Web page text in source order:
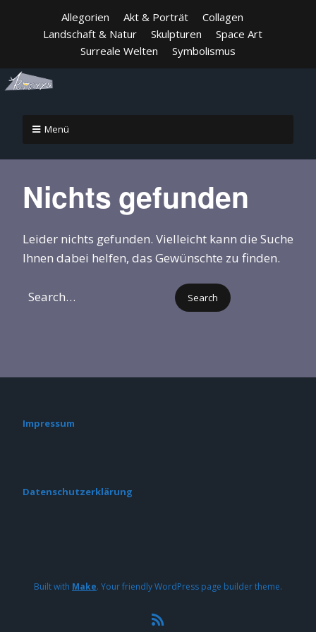
Allegorien Akt & Porträt
Collagen
Landschaft & Natur
Skulpturen
Space Art
Surreale Welten
Symbolismus
Menü
Nichts gefunden
Leider nichts gefunden. Vielleicht kann die Suche
Ihnen dabei helfen, das Gewünschte zu finden.
Impressum
Datenschutzerklärung
Built with Make. Your friendly WordPress page builder theme.